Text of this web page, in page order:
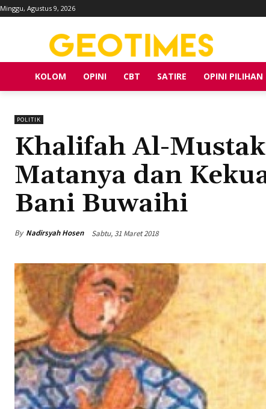
Minggu, Agustus 9, 2026
KOLOM OPINI CBT SATIRE OPINI PILIHAN
POLITIK
Khalifah Al-
Matanya dan
Bani Buwaihi
By Nadirsyah Hosen Sabtu, 31 Maret 2018